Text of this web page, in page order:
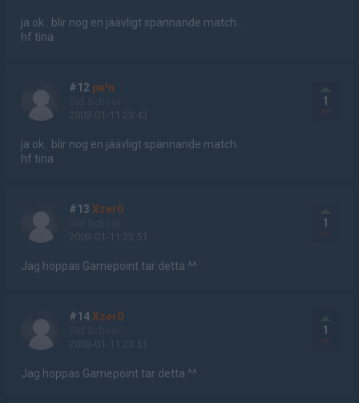
ja ok.. blir nog en jäävligt spännande match..
hf tina
#12 pa!n
2003-01-11 23:43
1
ja ok.. blir nog en jäävligt spännande match..
hf tina
#13 Xzer0
2003-01-11 23:51
1
Jag hoppas Gamepoint tar detta ^^
#14Xzer0
2003-01-11 23:51
1
Jag hoppas Gamepoint tar detta ^^